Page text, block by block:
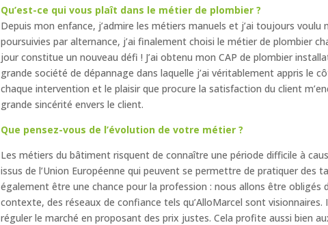
Qu’est-ce qui vous plaît dans le métier de plombier ?
Depuis mon enfance, j’admire les métiers manuels et j’ai toujours
poursuivies par alternance, j’ai finalement choisi le métier de plombier
jour constitue un nouveau défi ! J’ai obtenu mon CAP de plombier
grande société de dépannage dans laquelle j’ai véritablement appris le
chaque intervention et le plaisir que procure la satisfaction du client
grande sincérité envers le client.
Que pensez-vous de l’évolution de votre métier ?
Les métiers du bâtiment risquent de connaître une période difficile à
issus de l’Union Européenne qui peuvent se permettre de pratiquer des
également être une chance pour la profession : nous allons être obligés
contexte, des réseaux de confiance tels qu’AlloMarcel sont
réguler le marché en proposant des prix justes. Cela profite aussi bien